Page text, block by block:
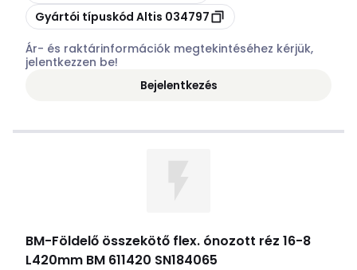
Másolás
Gyártói típuskód Altis 034797
Ár- és raktárinformációk megtekintéséhez kérjük,
jelentkezzen be!
Bejelentkezés
BM-Földelő összekötő flex. ónozott réz 16-8
L420mm BM 611420 SN184065